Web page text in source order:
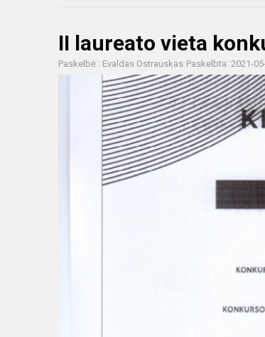
II laureato vieta
Paskelbė : Evaldas Ostrauskas Paskelbta: 2021-